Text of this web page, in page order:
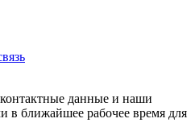
данные и наши
в ближайшее рабочее время для